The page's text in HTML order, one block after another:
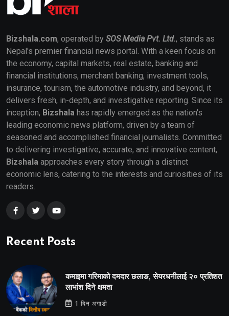
Bizshala.com, operated by SOS Media Pvt. Ltd., stands as
Nepal's premier financial news portal. With a keen focus on
the economy, capital markets, real estate, banking and
financial institutions, merchant banking, investment tools,
insurance, tourism, the automotive industry, and beyond, it
delivers fresh, in-depth, and investigative reporting. Since its
inception, Bizshala has rapidly emerged as the nation's
leading economic news platform, driven by a team of
seasoned and accomplished financial journalists. Committed
to delivering investigative, accurate, and innovative content,
Bizshala approaches every story through a distinct
economic lens, catering to the interests and curiosities of its
readers.
Recent Posts
कमाइमा गरिमाको दमदार छलाङ, सेयरधनीलाई २० प्रतिशत
लाभांश दिने क्षमता
1 दिन अगाडी